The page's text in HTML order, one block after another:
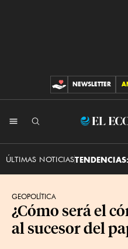
CONTRIBUCIONES
NEWSLETTER
ÚLTIMAS NOTICIASTENDENCIAS:
GEOPOLÍTICA
¿Cómo será el
al sucesor del